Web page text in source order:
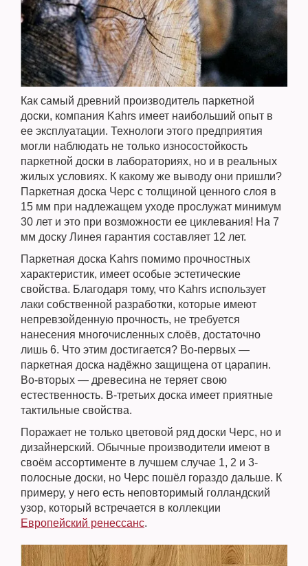
Как самый древний производитель паркетной
доски, компания Kahrs имеет наибольший опыт в
ее эксплуатации. Технологи этого предприятия
могли наблюдать не только износостойкость
паркетной доски в лабораториях, но и в реальных
жилых условиях. К какому же выводу они пришли?
Паркетная доска Черс с толщиной ценного слоя в
15 мм при надлежащем уходе прослужат минимум
30 лет и это при возможности ее циклевания! На 7
мм доску Линея гарантия составляет 12 лет.
Паркетная доска Kahrs помимо прочностных
характеристик, имеет особые эстетические
свойства. Благодаря тому, что Kahrs использует
лаки собственной разработки, которые имеют
непревзойденную прочность, не требуется
нанесения многочисленных слоёв, достаточно
лишь 6. Что этим достигается? Во-первых —
паркетная доска надёжно защищена от царапин.
Во-вторых — древесина не теряет свою
естественность. В-третьих доска имеет приятные
тактильные свойства.
Поражает не только цветовой ряд доски Черс, но и
дизайнерский. Обычные производители имеют в
своём ассортименте в лучшем случае 1, 2 и 3-
полосные доски, но Черс пошёл гораздо дальше. К
примеру, у него есть неповторимый голландский
узор, который встречается в коллекции
Европейский ренессанс.